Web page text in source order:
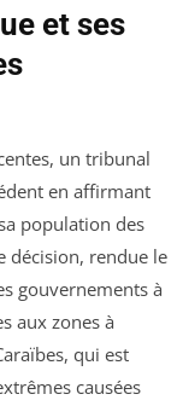
et ses
un tribunal
en affirmant
population des
décision, rendue le
gouvernements à
aux zones à
qui est
causées